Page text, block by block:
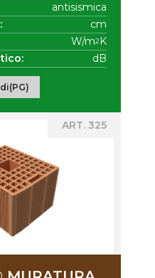
antisismica
cm
W/m2 K
dB
ART. 325